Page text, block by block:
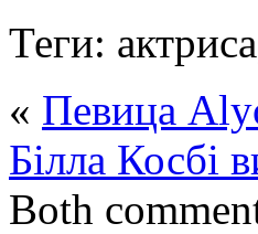
Теги:
« Певица
Білла Косбі
Both